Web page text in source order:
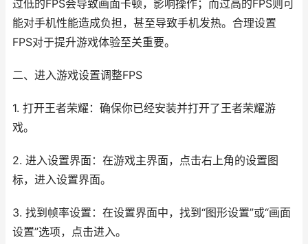
过低的FPS会导致画面卡顿，影响操作；而过高的FPS则可
能对手机性能造成负担，甚至导致手机发热。合理设置
FPS对于提升游戏体验至关重要。
二、进入游戏设置调整FPS
1. 打开王者荣耀：确保你已经安装并打开了王者荣耀游
戏。
2. 进入设置界面：在游戏主界面，点击右上角的设置图
标，进入设置界面。
3. 找到帧率设置：在设置界面中，找到“图形设置”或“画面
设置”选项，点击进入。